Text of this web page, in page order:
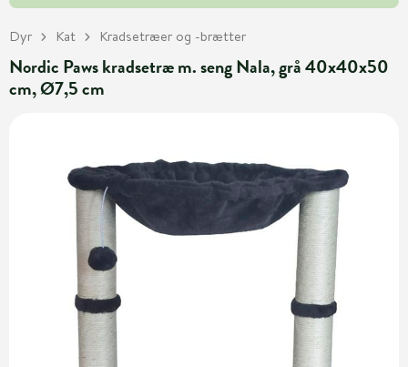
Dyr Kat Kradsetræer og -brætter
Nordic Paws kradsetræ m. seng Nala, grå 40x40x50
cm, Ø7,5 cm